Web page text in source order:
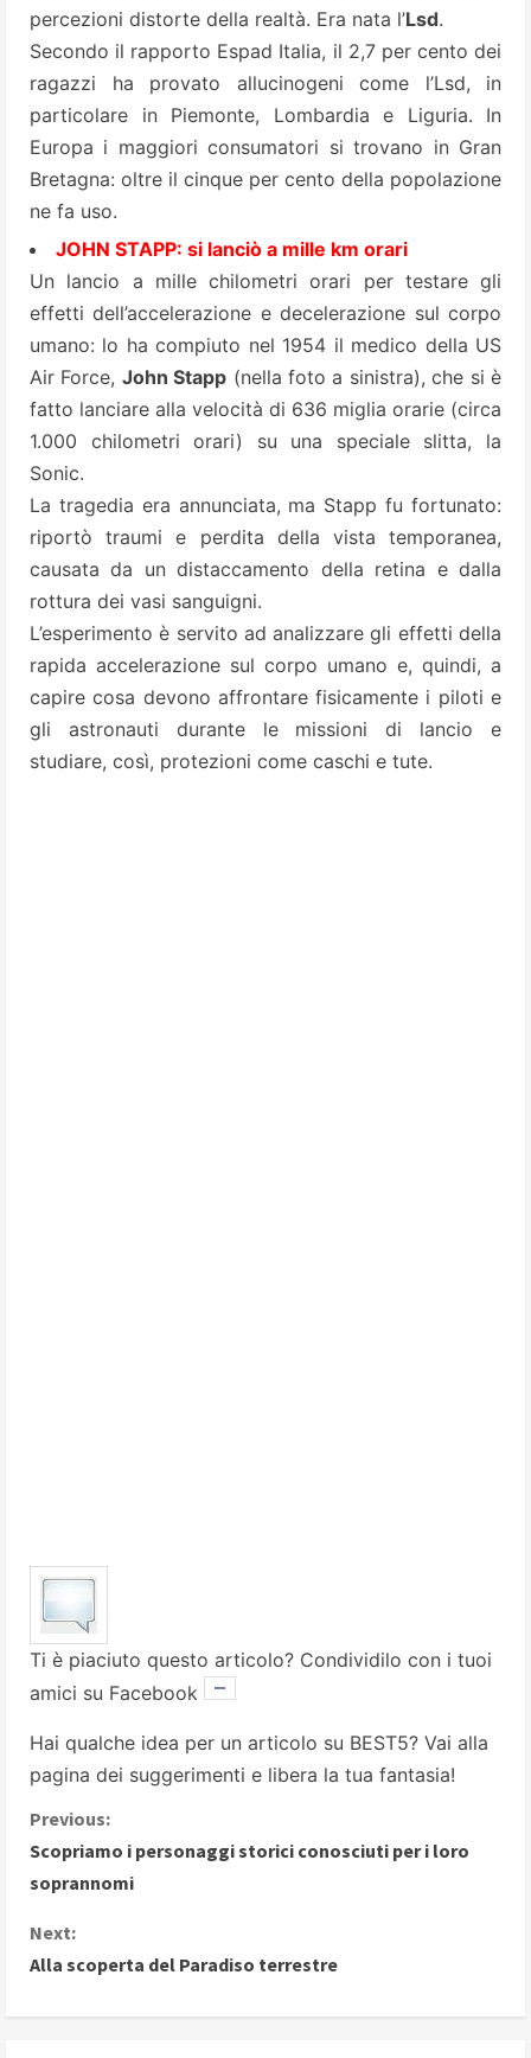
percezioni distorte della realtà. Era nata l’Lsd.
Secondo il rapporto Espad Italia, il 2,7 per cento dei
ragazzi ha provato allucinogeni come l’Lsd, in
particolare in Piemonte, Lombardia e Liguria. In
Europa i maggiori consumatori si trovano in Gran
Bretagna: oltre il cinque per cento della popolazione
ne fa uso.
JOHN STAPP: si lanciò a mille km orari
Un lancio a mille chilometri orari per testare gli
effetti dell’accelerazione e decelerazione sul corpo
umano: lo ha compiuto nel 1954 il medico della US
Air Force, John Stapp (nella foto a sinistra), che si è
fatto lanciare alla velocità di 636 miglia orarie (circa
1.000 chilometri orari) su una speciale slitta, la
Sonic.
La tragedia era annunciata, ma Stapp fu fortunato:
riportò traumi e perdita della vista temporanea,
causata da un distaccamento della retina e dalla
rottura dei vasi sanguigni.
L’esperimento è servito ad analizzare gli effetti della
rapida accelerazione sul corpo umano e, quindi, a
capire cosa devono affrontare fisicamente i piloti e
gli astronauti durante le missioni di lancio e
studiare, così, protezioni come caschi e tute.
Ti è piaciuto questo articolo? Condividilo con i tuoi
amici su Facebook
Hai qualche idea per un articolo su BEST5? Vai alla
pagina dei suggerimenti e libera la tua fantasia!
C
o
n
t
i
Previous:
Scopriamo i personaggi storici conosciuti per i loro
soprannomi
Next:
Alla scoperta del Paradiso terrestre